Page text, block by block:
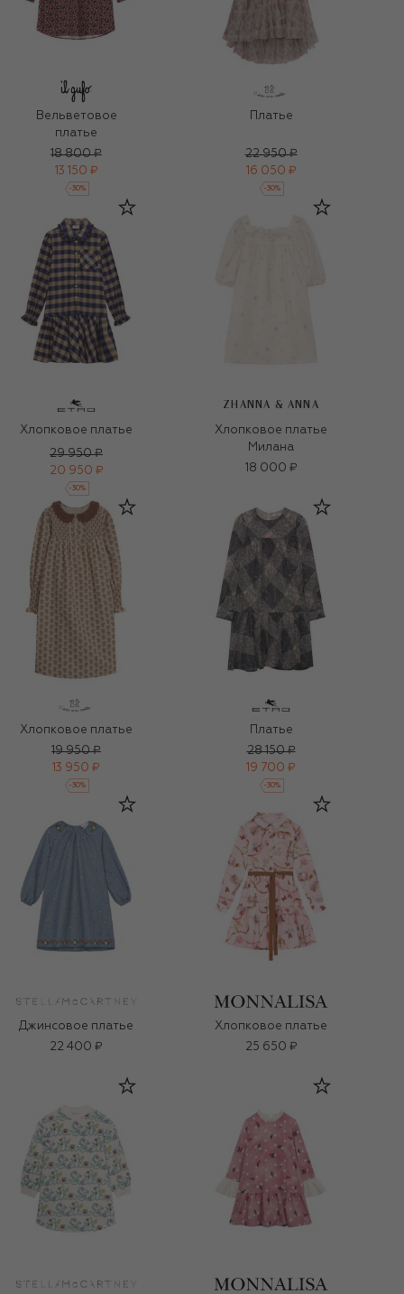
Вельветовое
платье
18 800 ₽
13 150 ₽
-30%
Платье
22 950 ₽
16 050 ₽
-30%
Хлопковое платье
29 950 ₽
20 950 ₽
-30%
ZHANNA & ANNA
Хлопковое платье
Милана
18 000 ₽
Хлопковое платье
19 950 ₽
13 950 ₽
-30%
Платье
28 150 ₽
19 700 ₽
-30%
Джинсовое платье
22 400 ₽
Хлопковое платье
25 650 ₽